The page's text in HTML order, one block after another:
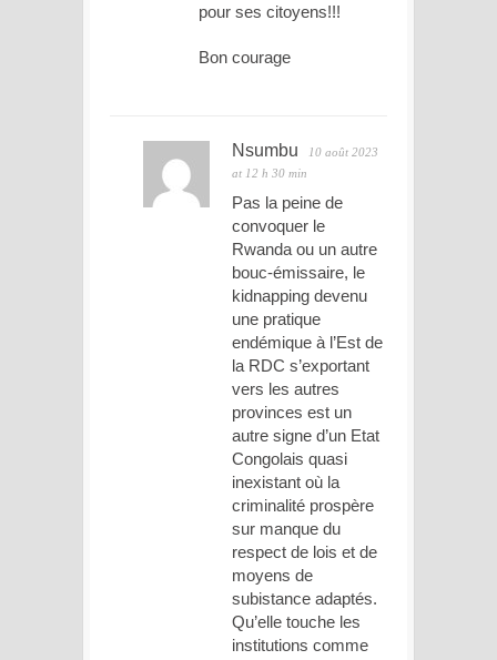
pour ses citoyens!!!
Bon courage
Nsumbu
10 août 2023
at 12 h 30 min
Pas la peine de
convoquer le
Rwanda ou un autre
bouc-émissaire, le
kidnapping devenu
une pratique
endémique à l’Est de
la RDC s’exportant
vers les autres
provinces est un
autre signe d’un Etat
Congolais quasi
inexistant où la
criminalité prospère
sur manque du
respect de lois et de
moyens de
subistance adaptés.
Qu’elle touche les
institutions comme